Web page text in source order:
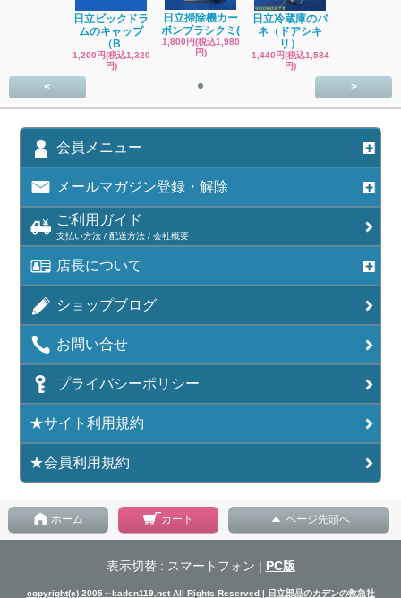
日立ビックドラ
ムのキャップ
（B
1,200円(税込1,320
円)
日立掃除機カー
ボンブラシクミ(
1,800円(税込1,980
円)
日立冷蔵庫のバ
ネ（ドアシキ
リ）
1,440円(税込1,584
円)
< >
会員メニュー
メールマガジン登録・解除
ご利用ガイド
支払い方法 / 配送方法 / 会社概要
店長について
ショップブログ
お問い合せ
プライバシーポリシー
★サイト利用規約
★会員利用規約
ホーム カート ページ先頭へ
表示切替 : スマートフォン | PC版
copyright(c) 2005～kaden119.net All Rights Reserved | 日立部品のカデンの救急社